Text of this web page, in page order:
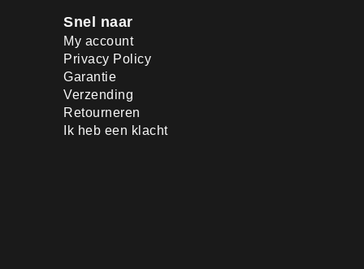
Snel naar
My account
Privacy Policy
Garantie
Verzending
Retourneren
Ik heb een klacht